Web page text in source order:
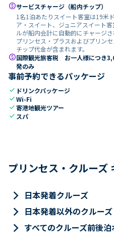
paidサービスチャージ（船内チップ）
1名1泊あたりスイート客室は19米
ア・スイート、ジュニアスイート
ルが船内会計に自動的にチャージさ
プリンセス・プラスおよびプリン
チップ代金が含まれます。
paid国際観光旅客税 お一人様につき
発のみ
事前予約できるパッケージ
check ドリンクパッケージ
checkWi-Fi
check寄港地観光ツアー
check スパ
プリンセス・クルーズ
keyboard_arrow_right 日本発着クルーズ
keyboard_arrow_right 日本発着以外のクルーズ
keyboard_arrow_right すべてのクルーズ前後